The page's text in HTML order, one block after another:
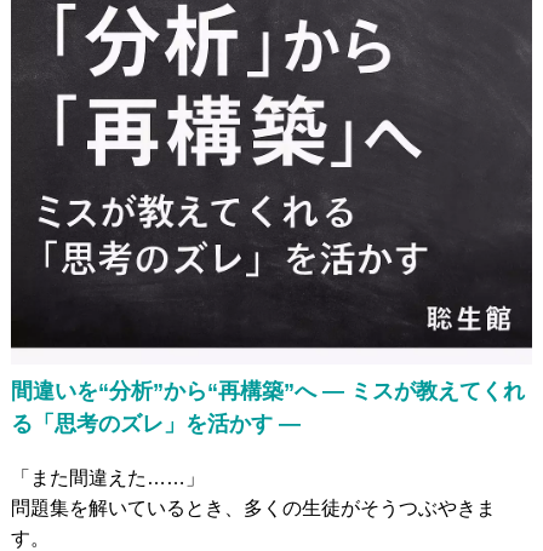
小～高校生への 在宅型個別学習指導
大学生&社会人 のための学習指導
発達障がいのある未就学児の療育
発達障がいのある小中高生への学習支援
発達障がい児＆不登校生の フリースクール
郊外学習（宿泊含む）、
発達障がい&不登校に関するカウンセリング
聡生館放課後学び キッズルーム
間違いを“分析”から“再構築”へ — ミスが教えてくれ
る「思考のズレ」を活かす —
「また間違えた……」
問題集を解いているとき、多くの生徒がそうつぶやきま
す。